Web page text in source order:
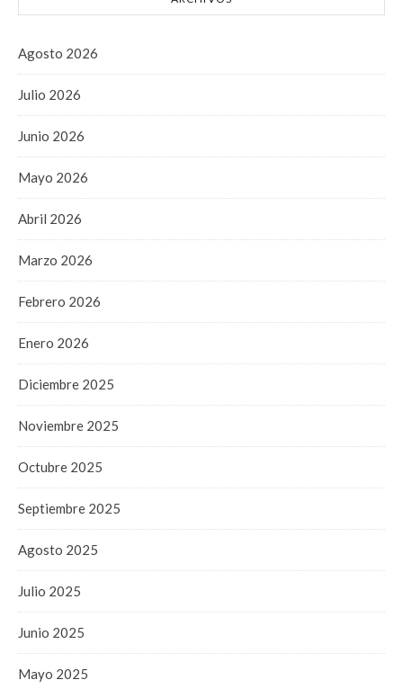
Agosto 2026
Julio 2026
Junio 2026
Mayo 2026
Abril 2026
Marzo 2026
Febrero 2026
Enero 2026
Diciembre 2025
Noviembre 2025
Octubre 2025
Septiembre 2025
Agosto 2025
Julio 2025
Junio 2025
Mayo 2025